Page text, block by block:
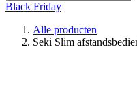
Black Friday
Alle producten
Seki Slim